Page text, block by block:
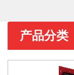
产品分类